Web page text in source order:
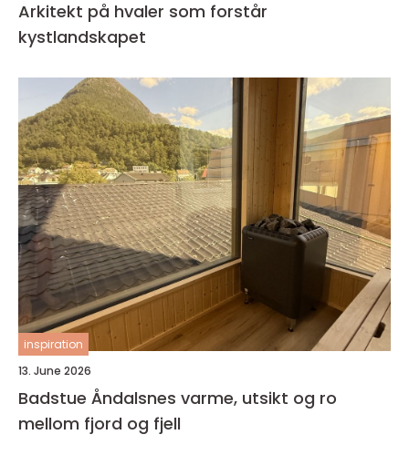
Arkitekt på hvaler som forstår
kystlandskapet
inspiration
13. June 2026
Badstue Åndalsnes varme, utsikt og ro
mellom fjord og fjell